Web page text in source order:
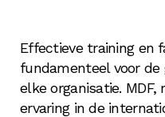
Effectieve training en
fundamenteel voor
elke organisatie.
ervaring in de